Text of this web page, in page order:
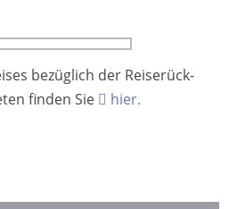
be­zügl­ich der Reise­rück­
finden Sie
hier.